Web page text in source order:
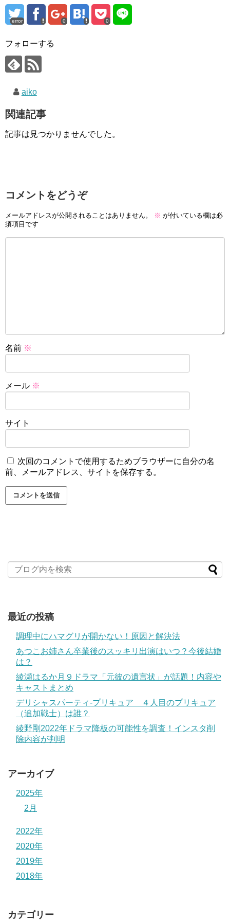
error 0 0
フォローする
aiko
関連記事
記事は見つかりませんでした。
コメントをどうぞ
メールアドレスが公開されることはありません。 ※ が付いている欄は必
須項目です
名前 ※
メール ※
サイト
次回のコメントで使用するためブラウザーに自分の名
前、メールアドレス、サイトを保存する。
最近の投稿
調理中にハマグリが開かない！原因と解決法
あつこお姉さん卒業後のスッキリ出演はいつ？今後結婚
は？
綾瀬はるか月９ドラマ「元彼の遺言状」が話題！内容や
キャストまとめ
デリシャスパーティ-プリキュア ４人目のプリキュア
（追加戦士）は誰？
綾野剛2022年ドラマ降板の可能性を調査！インスタ削
除内容が判明
アーカイブ
2025年
2月
2022年
2020年
2019年
2018年
カテゴリー